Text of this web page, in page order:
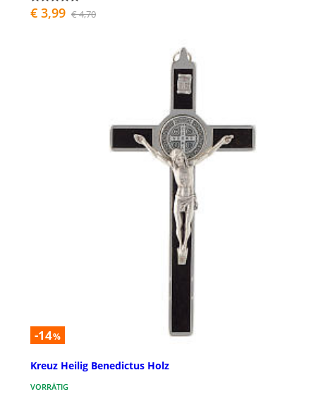
€ 3,99 € 4,70
-14%
Kreuz Heilig Benedictus Holz
VORRÄTIG